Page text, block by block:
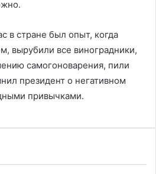
в стране был опыт, когда
вырубили все виноградники,
самогоноварения, пили
президент о негативном
привычками.